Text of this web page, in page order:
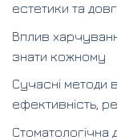
естетики та
Вплив
знати кожному
Сучасні методи
ефективність,
Стоматологічна